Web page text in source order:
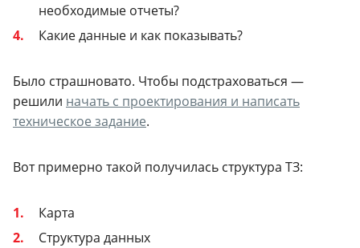
необходимые отчеты?
Какие данные и как показывать?
Было страшновато. Чтобы подстраховаться —
решили начать с проектирования и написать
техническое задание.
Вот примерно такой получилась структура ТЗ:
Карта
Структура данных